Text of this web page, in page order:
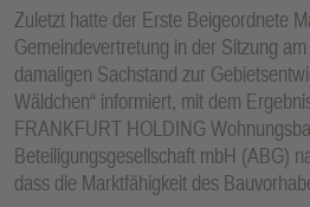
Zuletzt hatte der Erste Beigeordnete
Gemeindevertretung in der Sitzung
damaligen Sachstand zur
Wäldchen“ informiert, mit dem
FRANKFURT HOLDING
Beteiligungsgesellschaft mbH (ABG)
dass die Marktfähigkeit des